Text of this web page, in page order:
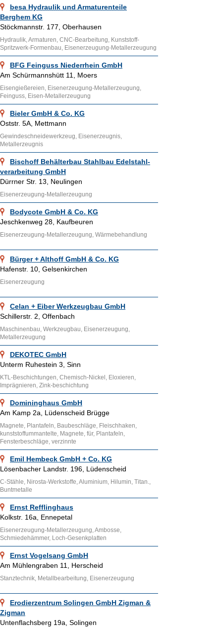
besa Hydraulik und Armaturenteile
Berghem KG
Stöckmannstr. 177, Oberhausen
Hydraulik, Armaturen, CNC-Bearbeitung, Kunststoff-
Spritzwerk-Formenbau, Eisenerzeugung-Metallerzeugung
BFG Feinguss Niederrhein GmbH
Am Schürmannshütt 11, Moers
Eisengießereien, Eisenerzeugung-Metallerzeugung,
Feinguss, Eisen-Metallerzeugung
Bieler GmbH & Co. KG
Oststr. 5A, Mettmann
Gewindeschneidewerkzeug, Eisenerzeugnis,
Metallerzeugnis
Bischoff Behälterbau Stahlbau Edelstahl-
verarbeitung GmbH
Dürrner Str. 13, Neulingen
Eisenerzeugung-Metallerzeugung
Bodycote GmbH & Co. KG
Jeschkenweg 28, Kaufbeuren
Eisenerzeugung-Metallerzeugung, Wärmebehandlung
Bürger + Althoff GmbH & Co. KG
Hafenstr. 10, Gelsenkirchen
Eisenerzeugung
Celan + Eiber Werkzeugbau GmbH
Schillerstr. 2, Offenbach
Maschinenbau, Werkzeugbau, Eisenerzeugung,
Metallerzeugung
DEKOTEC GmbH
Unterm Ruhestein 3, Sinn
KTL-Beschichtungen, Chemisch-Nickel, Eloxieren,
Imprägnieren, Zink-beschichtung
Domininghaus GmbH
Am Kamp 2a, Lüdenscheid Brügge
Magnete, Plantafeln, Baubeschläge, Fleischhaken,
kunststoffummantelte, Magnete, für, Plantafeln,
Fensterbeschläge, verzinnte
Emil Hembeck GmbH + Co. KG
Lösenbacher Landstr. 196, Lüdenscheid
C-Stähle, Nirosta-Werkstoffe, Aluminium, Hilumin, Titan.,
Buntmetalle
Ernst Refflinghaus
Kolkstr. 16a, Ennepetal
Eisenerzeugung-Metallerzeugung, Ambosse,
Schmiedehämmer, Loch-Gesenkplatten
Ernst Vogelsang GmbH
Am Mühlengraben 11, Herscheid
Stanztechnik, Metallbearbeitung, Eisenerzeugung
Erodierzentrum Solingen GmbH Zigman &
Zigman
Untenflachsberg 19a, Solingen